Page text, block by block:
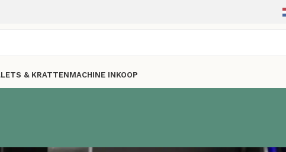
& KRATTENMACHINE INKOOP